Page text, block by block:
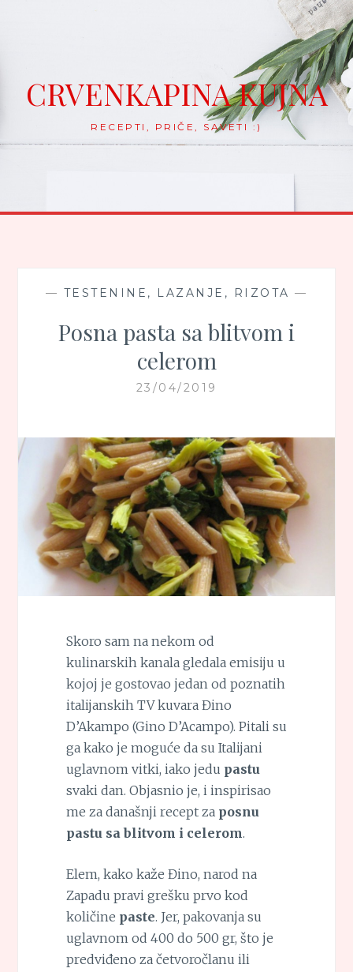
CRVENKAPINA KUJNA
RECEPTI, PRIČE, SAVETI :)
— TESTENINE, LAZANJE, RIZOTA —
Posna pasta sa blitvom i
celerom
23/04/2019
Skoro sam na nekom od
kulinarskih kanala gledala emisiju u
kojoj je gostovao jedan od poznatih
italijanskih TV kuvara Đino
D’Akampo (Gino D’Acampo). Pitali su
ga kako je moguće da su Italijani
uglavnom vitki, iako jedu pastu
svaki dan. Objasnio je, i inspirisao
me za današnji recept za posnu
pastu sa blitvom i celerom.
Elem, kako kaže Đino, narod na
Zapadu pravi grešku prvo kod
količine paste. Jer, pakovanja su
uglavnom od 400 do 500 gr, što je
predviđeno za četvoročlanu ili